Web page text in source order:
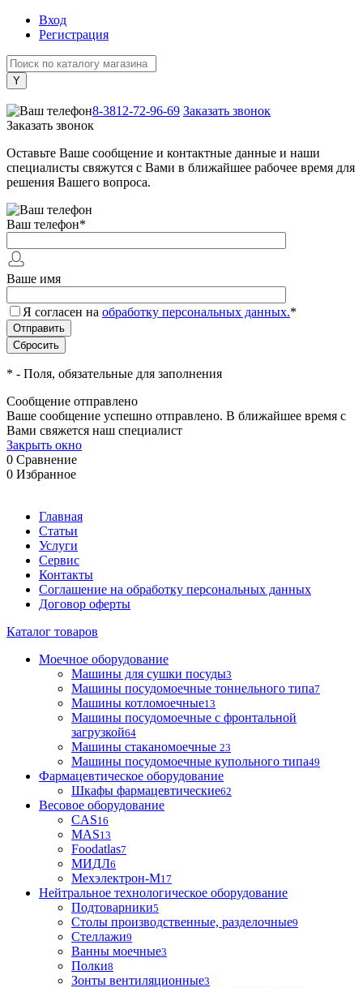
Вход
Регистрация
8-3812-72-96-69 Заказать звонок
Заказать звонок
Оставьте Ваше сообщение и контактные данные и наши
специалисты свяжутся с Вами в ближайшее рабочее время для
решения Вашего вопроса.
Ваш телефон*
Ваше имя
Я согласен на обработку персональных данных.*
* - Поля, обязательные для заполнения
Сообщение отправлено
Ваше сообщение успешно отправлено. В ближайшее время с
Вами свяжется наш специалист
Закрыть окно
0 Сравнение
0 Избранное
Главная
Статьи
Услуги
Сервис
Контакты
Соглашение на обработку персональных данных
Договор оферты
Каталог товаров
Моечное оборудование
Машины для сушки посуды3
Машины посудомоечные тоннельного типа7
Машины котломоечные13
Машины посудомоечные с фронтальной
загрузкой64
Машины стаканомоечные 23
Машины посудомоечные купольного типа49
Фармацевтическое оборудование
Шкафы фармацевтические62
Весовое оборудование
CAS16
MAS13
Foodatlas7
МИДЛ6
Мехэлектрон-М17
Нейтральное технологическое оборудование
Подтоварники5
Столы производственные, разделочные9
Стеллажи9
Ванны моечные3
Полки8
Зонты вентиляционные3